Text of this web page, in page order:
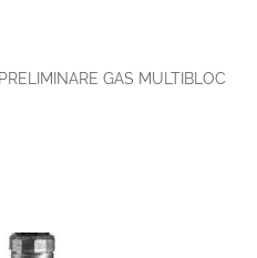
GAS MULTIBLOC